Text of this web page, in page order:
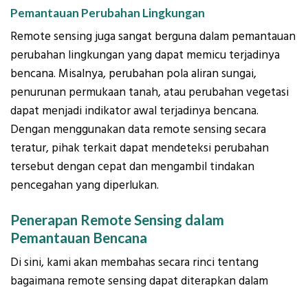
Pemantauan Perubahan Lingkungan
Remote sensing juga sangat berguna dalam pemantauan
perubahan lingkungan yang dapat memicu terjadinya
bencana. Misalnya, perubahan pola aliran sungai,
penurunan permukaan tanah, atau perubahan vegetasi
dapat menjadi indikator awal terjadinya bencana.
Dengan menggunakan data remote sensing secara
teratur, pihak terkait dapat mendeteksi perubahan
tersebut dengan cepat dan mengambil tindakan
pencegahan yang diperlukan.
Penerapan Remote Sensing dalam
Pemantauan Bencana
Di sini, kami akan membahas secara rinci tentang
bagaimana remote sensing dapat diterapkan dalam